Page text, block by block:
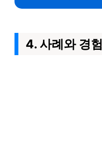
4. 사례와 경험